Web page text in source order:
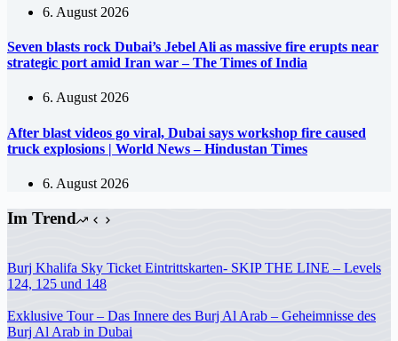
6. August 2026
Seven blasts rock Dubai’s Jebel Ali as massive fire erupts near
strategic port amid Iran war – The Times of India
6. August 2026
After blast videos go viral, Dubai says workshop fire caused
truck explosions | World News – Hindustan Times
6. August 2026
Im Trend
Burj Khalifa Sky Ticket Eintrittskarten- SKIP THE LINE – Levels
124, 125 und 148
Exklusive Tour – Das Innere des Burj Al Arab – Geheimnisse des
Burj Al Arab in Dubai